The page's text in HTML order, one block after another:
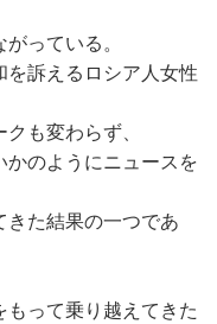
っている。
を訴えるロシア人女性
も変わらず、
のようにニュースを
た結果の一つであ
って乗り越えてきた